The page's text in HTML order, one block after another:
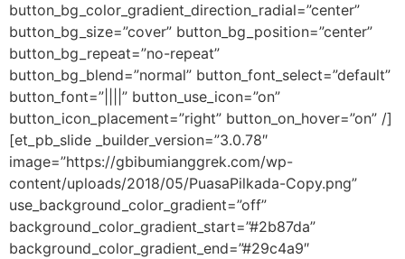
button_bg_color_gradient_direction_radial=”center”
button_bg_size=”cover” button_bg_position=”center”
button_bg_repeat=”no-repeat”
button_bg_blend=”normal” button_font_select=”default”
button_font=”||||” button_use_icon=”on”
button_icon_placement=”right” button_on_hover=”on” /]
[et_pb_slide _builder_version=”3.0.78″
image=”https://gbibumianggrek.com/wp-
content/uploads/2018/05/PuasaPilkada-Copy.png”
use_background_color_gradient=”off”
background_color_gradient_start=”#2b87da”
background_color_gradient_end=”#29c4a9″